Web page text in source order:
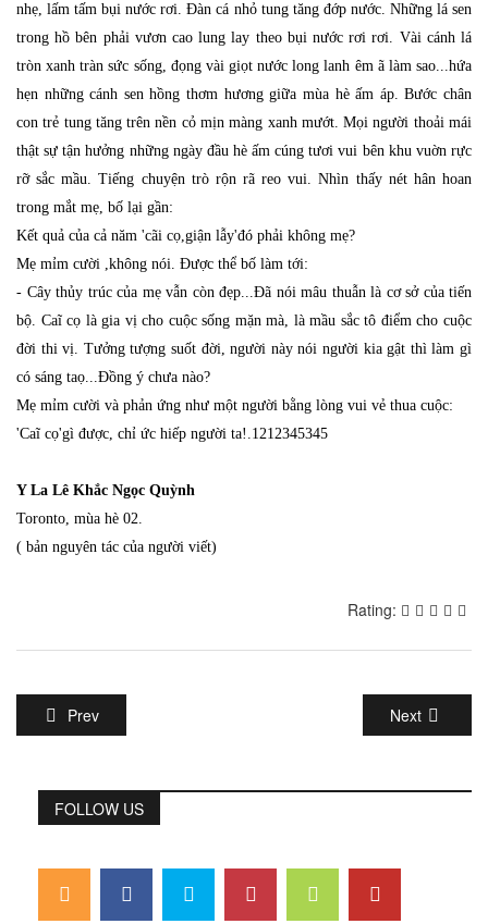
nhẹ, lấm tấm bụi nước rơi. Ðàn cá nhỏ tung tăng đớp nước. Những lá sen
trong hồ bên phải vươn cao lung lay theo bụi nước rơi rơi. Vài cánh lá
tròn xanh tràn sức sống, đọng vài giọt nước long lanh êm ã làm sao...hứa
hẹn những cánh sen hồng thơm hương giữa mùa hè ấm áp. Bước chân
con trẻ tung tăng trên nền cỏ mịn màng xanh mướt. Mọi người thoải mái
thật sự tận hưởng những ngày đầu hè ấm cúng tươi vui bên khu vuờn rực
rỡ sắc mầu. Tiếng chuyện trò rộn rã reo vui. Nhìn thấy nét hân hoan
trong mắt mẹ, bố lại gần:
Kết quả của cả năm 'cãi cọ,giận lẫy'đó phải không mẹ?
Mẹ mỉm cười ,không nói. Ðược thể bố làm tới:
- Cây thủy trúc của mẹ vẫn còn đẹp...Ðã nói mâu thuẫn là cơ sở của tiến
bộ. Caĩ cọ là gia vị cho cuộc sống mặn mà, là mầu sắc tô điểm cho cuộc
đời thi vị. Tưởng tượng suốt đời, người này nói người kia gật thì làm gì
có sáng taọ...Ðồng ý chưa nào?
Mẹ mỉm cười và phản ứng như một người bằng lòng vui vẻ thua cuộc:
'Caĩ cọ'gì được, chỉ ức hiếp người ta!.1212345345
Y La Lê Khắc Ngọc Quỳnh
Toronto, mùa hè 02.
( bản nguyên tác của người viết)
Rating:
Prev Next
FOLLOW US